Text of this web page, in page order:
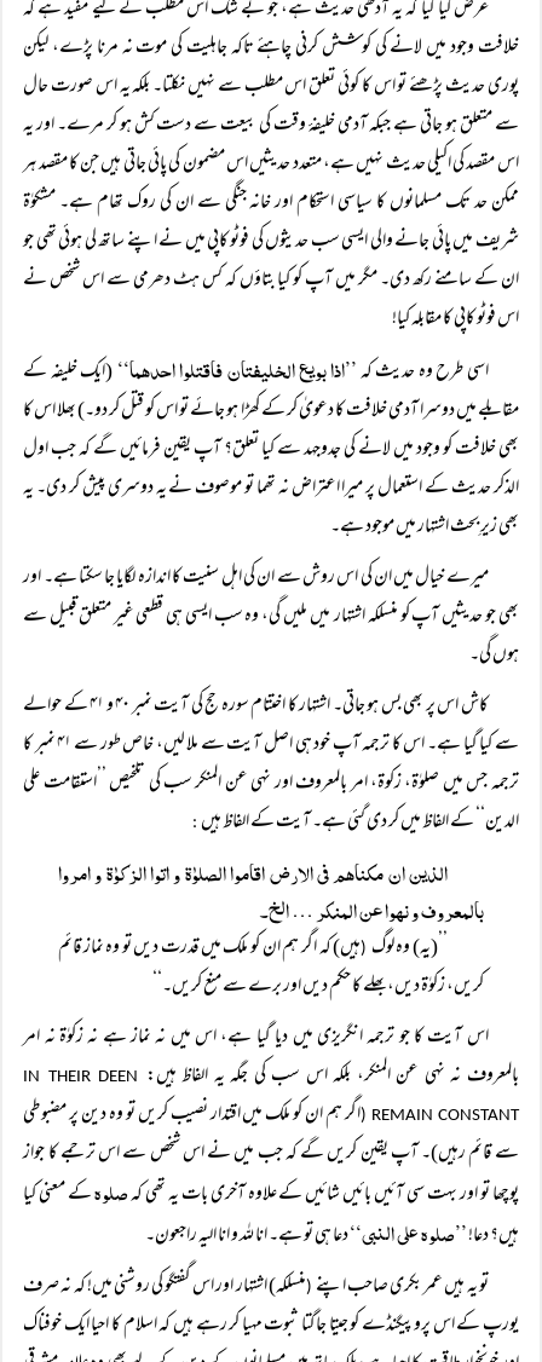
عرض کیا گیا کہ یہ آدھی حدیث ہے، جو بے شک اس مطلب کے لیے مفید ہے کہ
خلافت وجود میں لانے کی کوشش کرنی چاہئے تاکہ جاہلیت کی موت نہ مرنا پڑے، لیکن
پوری حدیث پڑھئے تو اس کا کوئی تعلق اس مطلب سے نہیں نکلتا۔ بلکہ یہ اس صورت حال
سے متعلق ہو جاتی ہے جبکہ آدمی خلیفۂ وقت کی بیعت سے دست کش ہو کر مرے۔ اور یہ
اس مقصد کی اکیلی حدیث نہیں ہے، متعدد حدیثیں اس مضمون کی پائی جاتی ہیں جن کا مقصد ہر
ممکن حد تک مسلمانوں کا سیاسی استحکام اور خانہ جنگی سے ان کی روک تھام ہے۔ مشکوٰۃ
شریف میں پائی جانے والی ایسی سب حدیثوں کی فوٹو کاپی میں نے اپنے ساتھ لی ہوئی تھی جو
ان کے سامنے رکھ دی۔ مگر میں آپ کو کیا بتاؤں کہ کس ہٹ دھرمی سے اس شخص نے
اس فوٹو کاپی کا مقابلہ کیا!
اسی طرح وہ حدیث کہ’’اذا بویع الخليفتان فاقتلوا احدهما‘‘(ایک خلیفہ کے
مقابلے میں دوسرا آدمی خلافت کا دعویٰ کر کے کھڑا ہو جائے تو اس کو قتل کر دو۔) بھلا اس کا
بھی خلافت کو وجود میں لانے کی جدوجہد سے کیا تعلق؟ آپ یقین فرمائیں گے کہ جب اول
الذکر حدیث کے استعمال پر میرا اعتراض نہ تھما تو موصوف نے یہ دوسری پیش کر دی۔ یہ
بھی زیرِ بحث اشتہار میں موجود ہے۔
میرے خیال میں ان کی اس روش سے ان کی اہل سنیت کا اندازہ لگایا جا سکتا ہے۔ اور
بھی جو حدیثیں آپ کو منسلکہ اشتہار میں ملیں گی، وہ سب ایسی ہی قطعی غیر متعلق قبیل سے
ہوں گی۔
کاش اس پر بھی بس ہو جاتی۔ اشتہار کا اختتام سورہ حج کی آیت نمبر ۴۰ و ۴۱ کے حوالے
سے کیا گیا ہے۔ اس کا ترجمہ آپ خود ہی اصل آیت سے ملا لیں، خاص طور سے ۴۱ نمبر کا
ترجمہ جس میں صلوٰۃ، زکوة، امر بالمعروف اور نہی عن المنکر سب کی تلخیص ’’استقامت علی
الدین‘‘ کے الفاظ میں کر دی گئی ہے۔ آیت کے الفاظ ہیں :
الذين ان مكناهم فى الارض اقاموا الصلوٰۃ و اتوا الزكوٰۃ و امروا
بالمعروف و نهوا عن المنكر … الخ۔
’’(یہ) وہ لوگ (ہیں) کہ اگر ہم ان کو ملک میں قدرت دیں تو وہ نماز قائم
کریں، زکوٰۃ دیں، بھلے کا حکم دیں اور برے سے منع کریں۔‘‘
اس آیت کا جو ترجمہ انگریزی میں دیا گیا ہے، اس میں نہ نماز ہے نہ زکوٰۃ نہ امر
بالمعروف نہ نہی عن المنکر، بلکہ اس سب کی جگہ یہ الفاظ ہیں:
IN THEIR DEEN
REMAIN CONSTANT
(اگر ہم ان کو ملک میں اقتدار نصیب کریں تو وہ دین پر مضبوطی
سے قائم رہیں)۔ آپ یقین کریں گے کہ جب میں نے اس شخص سے اس ترجمے کا جواز
پوچھا تو اور بہت سی آئیں بائیں شائیں کے علاوہ آخری بات یہ تھی کہصلوہکے معنی کیا
ہیں؟ دعا!’’صلوہ علی النبی‘‘دعا ہی تو ہے۔ انا للہ و انا الیہ راجعون۔
تو یہ ہیں عمر بکری صاحب اپنے (منسلکہ) اشتہار اور اس گفتگو کی روشنی میں! کہ نہ صرف
یورپ کے اس پروپیگنڈے کو جیتا جاگتا ثبوت مہیا کر رہے ہیں کہ اسلام کا احیا ایک خوفناک